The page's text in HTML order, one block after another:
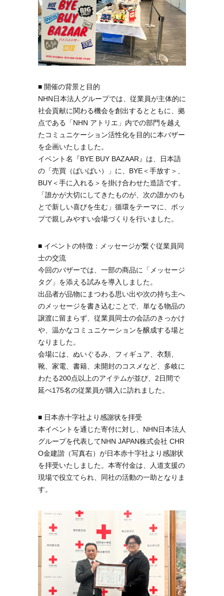
■ 開催の背景と目的
NHN日本法人グループでは、従業員が主体的に
社会貢献に関わる機会を創出するとともに、拠
点である「NHN アトリエ」内での部門を越え
たコミュニケーション活性化を目的に本バザー
を企画いたしました。
イベント名『BYE BUY BAZAAR』は、日本語
の「売買（ばいばい）」に、BYE＜手放す＞、
BUY＜手に入れる＞を掛け合わせた造語です。
「誰かが大切にしてきたものが、次の誰かのも
とで新しい喜びを生む」循環をテーマに、ポッ
プで親しみやすい会場づくりを行いました。
■ イベントの特徴：メッセージが繋ぐ従業員同
士の交流
今回のバザーでは、一部の商品に「メッセージ
タグ」を添える試みを導入しました。
出品者が品物にまつわる思い出や次の持ち主へ
のメッセージを書き込むことで、単なる物品の
譲渡に留まらず、従業員同士の会話のきっかけ
や、温かなコミュニケーションを醸成する場と
なりました。
会場には、ぬいぐるみ、フィギュア、衣類、
靴、家電、書籍、未開封のコスメなど、多岐に
わたる200点以上のアイテムが並び、2日間で
延べ175名の従業員が購入に訪れました。
■ 日本赤十字社より感謝状を拝受
本イベントを通じた寄付に対し、NHN日本法人
グループを代表してNHN JAPAN株式会社 CHR
O金建諧（写真右）が日本赤十字社より感謝状
を拝受いたしました。本寄付金は、人道支援の
現場で役立てられ、同社の活動の一助となりま
す。